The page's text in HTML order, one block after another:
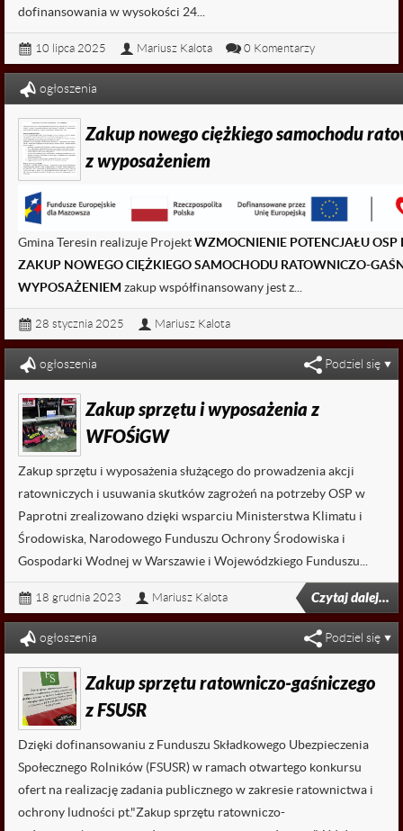
dofinansowania w wysokości 24...
10 lipca 2025 Mariusz Kalota 0 Komentarzy
Czytaj dalej...
ogłoszenia
Zakup nowego ciężkiego samochodu
z wyposażeniem
Gmina Teresin realizuje ProjektWZMOCNIENIE POTENCJAŁU OSP
ZAKUP NOWEGO CIĘŻKIEGO SAMOCHODU RATOWNICZO-
WYPOSAŻENIEM zakup współfinansowany jest z...
28 stycznia 2025 Mariusz Kalota
ogłoszenia Podziel się
Zakup sprzętu i wyposażenia z
WFOŚiGW
Zakup sprzętu i wyposażenia służącego do prowadzenia akcji
ratowniczych i usuwania skutków zagrożeń na potrzeby OSP w
Paprotni zrealizowano dzięki wsparciu Ministerstwa Klimatu i
Środowiska, Narodowego Funduszu Ochrony Środowiska i
Gospodarki Wodnej w Warszawie i Wojewódzkiego Funduszu...
18 grudnia 2023 Mariusz Kalota Czytaj dalej...
ogłoszenia Podziel się
Zakup sprzętu ratowniczo-gaśniczego
z FSUSR
Dzięki dofinansowaniu z Funduszu Składkowego Ubezpieczenia
Społecznego Rolników (FSUSR) w ramach otwartego konkursu
ofert na realizację zadania publicznego w zakresie ratownictwa i
ochrony ludności pt."Zakup sprzętu ratowniczo-